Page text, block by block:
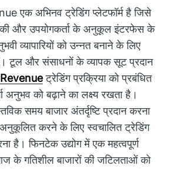
एक अभिनव ट्रेडिंग प्लेटफॉर्म है जिसे
और उपयोगकर्ता के अनुकूल इंटरफेस के
व्यापारियों को उन्नत बनाने के लिए
टूल और संसाधनों के व्यापक सूट प्रदान
ट्रेडिंग प्रक्रिया को प्रबंधित
अनुभव को बढ़ाने का लक्ष्य रखता है।
समय बाजार अंतर्दृष्टि प्रदान करना
अनुकूलित करने के लिए स्वचालित ट्रेडिंग
है। फिनटेक उद्योग में एक महत्वपूर्ण
के गतिशील बाजारों की जटिलताओं को